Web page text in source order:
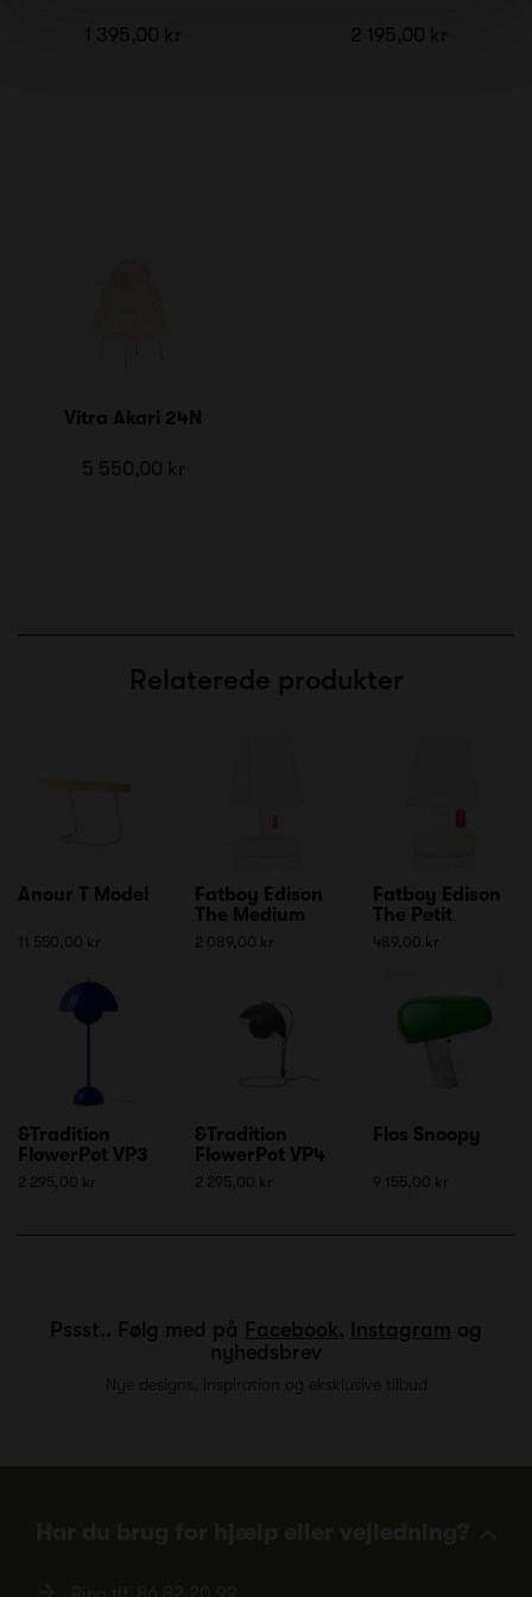
1 395,00 kr 2 195,00 kr
Vitra Akari 24N
5 550,00 kr
Relaterede produkter
Anour T Model
11 550,00 kr
Fatboy Edison
The Medium
2 089,00 kr
Fatboy Edison
The Petit
489,00 kr
&Tradition
FlowerPot VP3
2 295,00 kr
&Tradition
FlowerPot VP4
2 295,00 kr
Flos Snoopy
9 155,00 kr
Pssst.. Følg med på Facebook, Instagram og
nyhedsbrev
Nye designs, inspiration og eksklusive tilbud